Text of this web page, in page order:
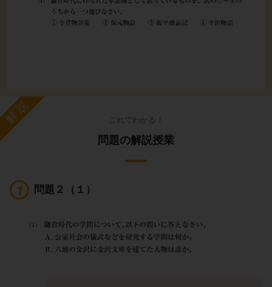
解説 これでわかる！
問題の解説授業
問題２（１）